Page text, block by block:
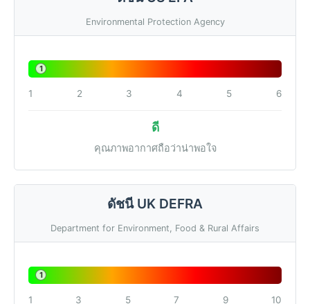
Environmental Protection Agency
1
1 2 3 4 5 6
ดี
คุณภาพอากาศถือว่าน่าพอใจ
ดัชนี UK DEFRA
Department for Environment, Food & Rural Affairs
1
1 3 5 7 9 10